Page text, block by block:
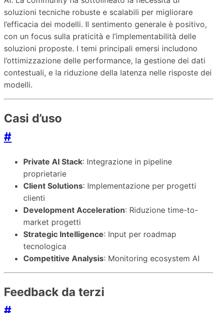
soluzioni tecniche robuste e scalabili per migliorare
l’efficacia dei modelli. Il sentimento generale è positivo,
con un focus sulla praticità e l’implementabilità delle
soluzioni proposte. I temi principali emersi includono
l’ottimizzazione delle performance, la gestione dei dati
contestuali, e la riduzione della latenza nelle risposte dei
modelli.
Casi d’uso
#
Private AI Stack: Integrazione in pipeline
proprietarie
Client Solutions: Implementazione per progetti
clienti
Development Acceleration: Riduzione time-to-
market progetti
Strategic Intelligence: Input per roadmap
tecnologica
Competitive Analysis: Monitoring ecosystem AI
Feedback da terzi
#